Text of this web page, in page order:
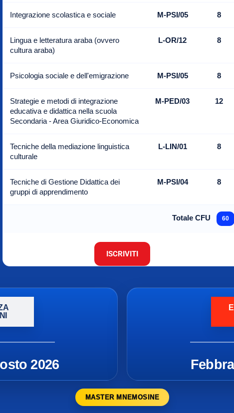
Integrazione scolastica e sociale M-PSI/05 8
Lingua e letteratura araba (ovvero
cultura araba)
L-OR/12 8
Psicologia sociale e dell'emigrazione M-PSI/05 8
Strategie e metodi di integrazione
educativa e didattica nella scuola
Secondaria - Area Giuridico-Economica
M-PED/03 12
Tecniche della mediazione linguistica
culturale
L-LIN/01 8
Tecniche di Gestione Didattica dei
gruppi di apprendimento
M-PSI/04 8
Totale CFU 60
ISCRIVITI
2026
MASTER MNEMOSINE